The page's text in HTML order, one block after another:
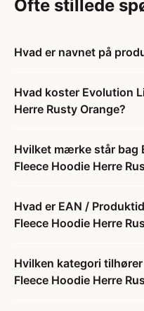
Ofte stillede
Hvad er navnet på
Hvad koster Evolution
Herre Rusty Orange?
Hvilket mærke står bag
Fleece Hoodie Herre
Hvad er EAN /
Fleece Hoodie Herre
Hvilken kategori
Fleece Hoodie Herre